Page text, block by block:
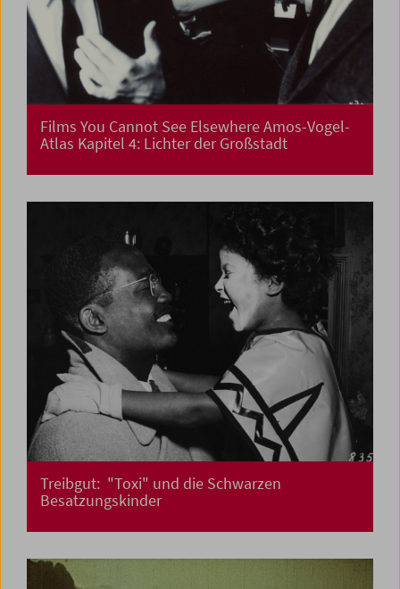
Films You Cannot See Elsewhere Amos-Vogel-
Atlas Kapitel 4: Lichter der Großstadt
Treibgut: "Toxi" und die Schwarzen
Besatzungskinder